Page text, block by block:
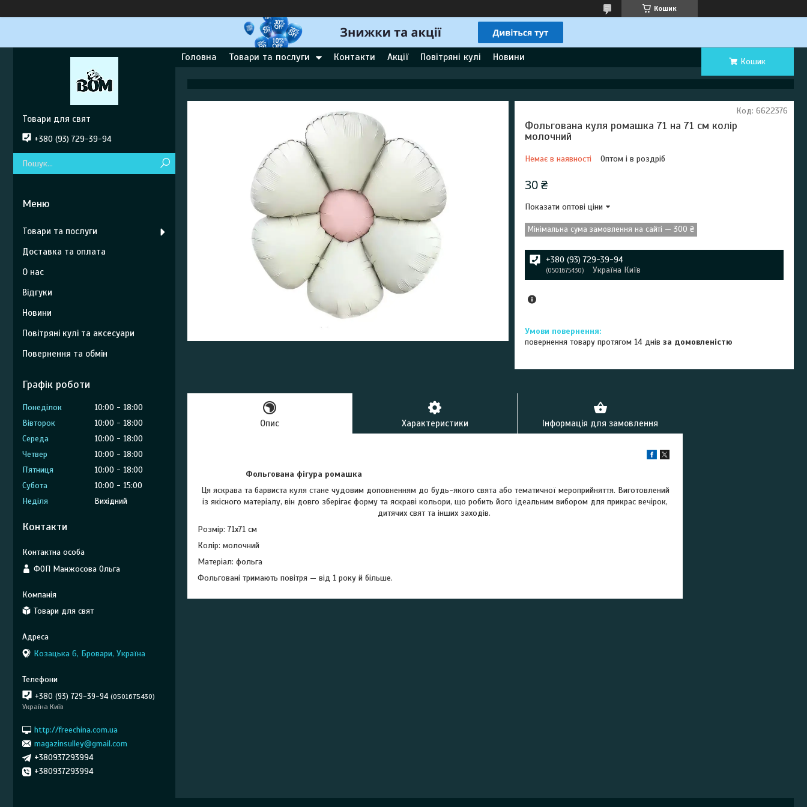
Кошик
Головна Товари та послуги Контакти Акції Повітряні кулі Новини Кошик
Фольгована куля ромашка 71 на 71 см колір
молочний
Немає в наявності Оптом і в роздріб
Код: 6622376
30 ₴
Показати оптові ціни
Мінімальна сума замовлення на сайті — 300 ₴
+380 (93) 729-39-94
0501675430 Україна Київ
повернення товару протягом 14 днівза домовленістю
Опис Характеристики Інформація для замовлення
Фольгована фігура ромашка
Ця яскрава та барвиста куля стане чудовим доповненням до будь-якого свята або тематичної мероприйняття. Виготовлений
із якісного матеріалу, він довго зберігає форму та яскраві кольори, що робить його ідеальним вибором для прикрас вечірок,
дитячих свят та інших заходів.
Розмір: 71х71 см
Колір: молочний
Матеріал: фольга
Фольговані тримають повітря — від 1 року й більше.
Товари для свят
+380 (93) 729-39-94
Товари та послуги
Доставка та оплата
О нас
Відгуки
Новини
Повітряні кулі та аксесуари
Повернення та обмін
Графік роботи
Понеділок 10:00
18:00
Вівторок
10:00
18:00
Середа
10:00
18:00
Четвер
10:00
18:00
Пʼятниця
10:00
18:00
Субота
10:00
15:00
Неділя
Вихідний
Контакти
ФОП Манжосова Ольга
Товари для свят
Козацька 6, Бровари, Україна
+380 (93) 729-39-94 0501675430
Україна Київ
http://freechina.com.ua
magazinsulley@gmail.com
+380937293994
+380937293994